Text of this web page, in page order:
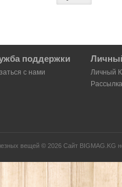
поддержки
с нами
Личный
Рассылка
вещей © 2026 Сайт BIGMAG.KG
и будет преследоваться по